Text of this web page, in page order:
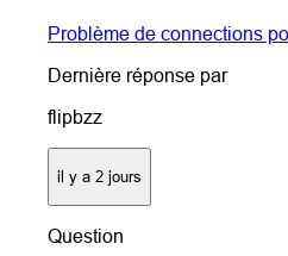
Problème de connections
Dernière réponse par
flipbzz
il y a 2 jours
Question